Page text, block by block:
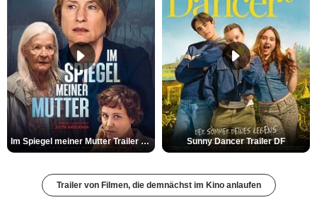
Im Spiegel meiner Mutter Trailer DF Sunny Dancer Trailer DF
Trailer von Filmen, die demnächst im Kino anlaufen